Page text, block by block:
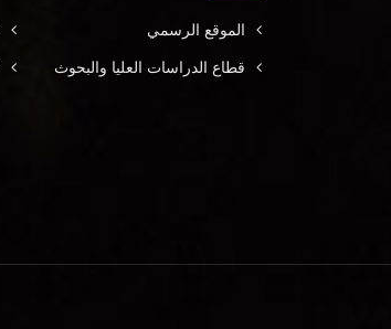
الموقع الرسمي
قطاع الدراسات العليا والبحوث